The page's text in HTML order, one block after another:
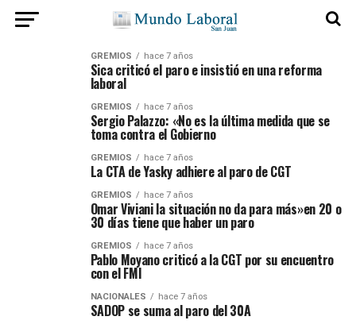
GREMIOS hace 7 años
Sica criticó el paro e insistió en una reforma
laboral
GREMIOS hace 7 años
Sergio Palazzo: «No es la última medida que se
toma contra el Gobierno
GREMIOS hace 7 años
La CTA de Yasky adhiere al paro de CGT
GREMIOS hace 7 años
Omar Viviani la situación no da para más»en 20 o
30 días tiene que haber un paro
GREMIOS hace 7 años
Pablo Moyano criticó a la CGT por su encuentro
con el FMI
NACIONALES hace 7 años
SADOP se suma al paro del 30A